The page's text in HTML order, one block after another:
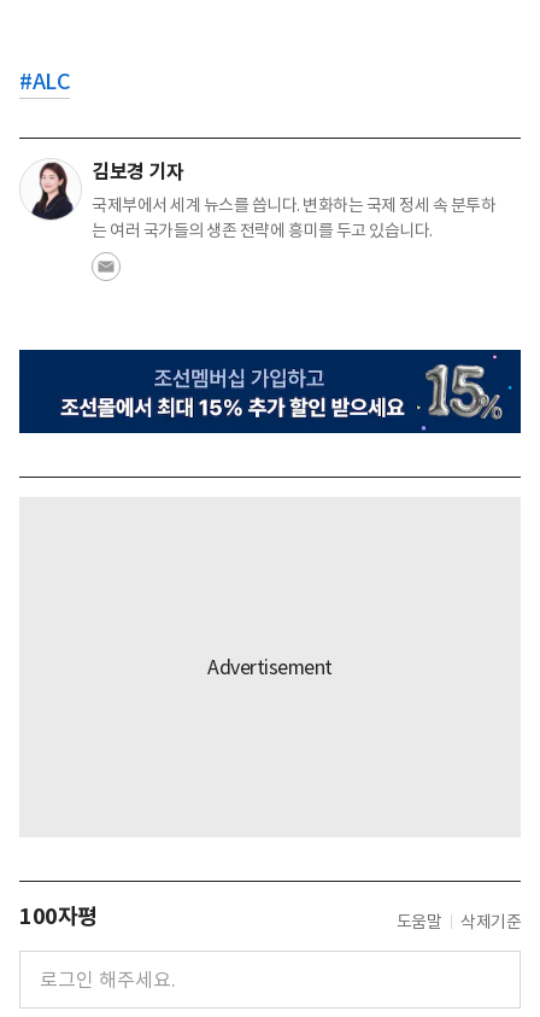
#ALC
김보경 기자
국제부에서 세계 뉴스를 씁니다. 변화하는 국제 정세 속 분투하
는 여러 국가들의 생존 전략에 흥미를 두고 있습니다.
100자평 도움말 삭제기준